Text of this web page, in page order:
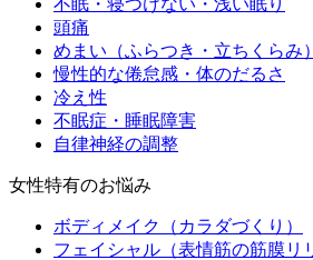
頭痛
めまい（ふらつき・立ちくらみ）
慢性的な倦怠感・体のだるさ
冷え性
不眠症・睡眠障害
自律神経の調整
女性特有のお悩み
ボディメイク（カラダづくり）
フェイシャル（表情筋の筋膜リ